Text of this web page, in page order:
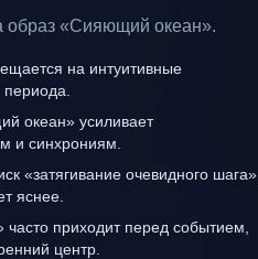
образ «Сияющий океан».
на интуитивные
океан» усиливает
и синхрониям.
«затягивание очевидного шага»,
яснее.
приходит перед событием,
центр.